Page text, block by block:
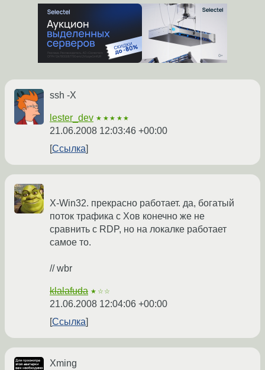
ssh -X
lester_dev ★★★★★
21.06.2008 12:03:46 +00:00
Ссылка
X-Win32. прекрасно работает. да, богатый
поток трафика с Xов конечно же не
сравнить с RDP, но на локалке работает
самое то.
// wbr
klalafuda ★☆☆
21.06.2008 12:04:06 +00:00
Ссылка
Xming